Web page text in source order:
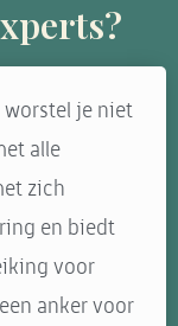
je niet
alle
zich
en biedt
voor
anker voor